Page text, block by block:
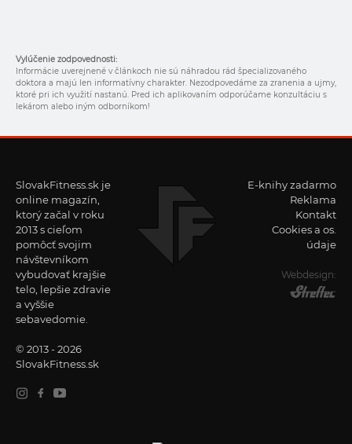
Vylúčenie zodpovednosti:
Informácie uverejnené v článkoch nie sú náhradou rád špecializovaného
doktora a majú len informatívny charakter. Nezodpovedáme za zranenia a ujmy,
ktoré pri ich využití nastanú. Pred ich aplikovaním odporúčame konzultáciu s
lekárom alebo iným odborníkom!
SlovakFitness.sk je
online magazín,
ktorý začal v roku
2013 s cieľom
pomôcť svojim
návštevníkom
vybudovať krajšie
telo, lepšie zdravie
a vyššie
sebavedomie.
© 2013 - 2026
SlovakFitness.sk
E-knihy zadarmo
Reklama
Kontakt
Cookies a os.
údaje
Webdesign: